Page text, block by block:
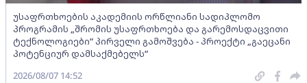
უსაფრთხოების აკადემიის ორწლიანი სადიპლომო
პროგრამის „შრომის უსაფრთხოება და გარემოსდაცვითი
ტექნოლოგიები“ პირველი გამოშვება - პროექტი „გაეცანი
პოტენციურ დამსაქმებელს“
2026/08/07 14:52